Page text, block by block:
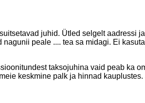
juhid. Ütled selgelt aadressi
peale .... tea sa midagi. Ei
taksojuhina vaid peab ka
keskmine palk ja hinnad